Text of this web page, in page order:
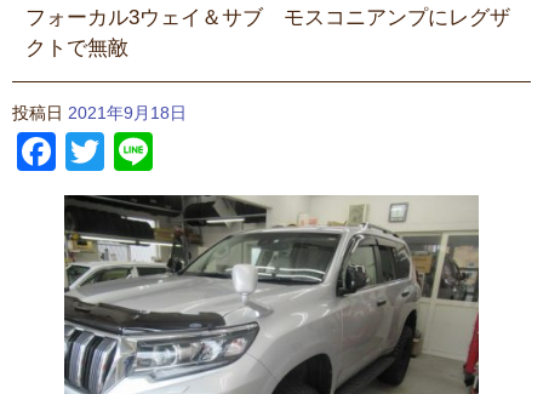
フォーカル3ウェイ＆サブ モスコニアンプにレグザ
クトで無敵
投稿日 2021年9月18日
Facebook
Twitter